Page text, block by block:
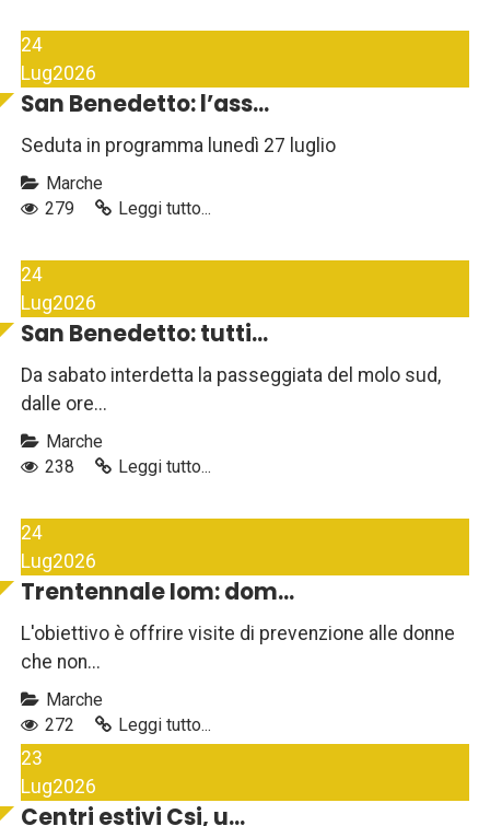
24
Lug2026
San Benedetto: l’ass...
Seduta in programma lunedì 27 luglio
Marche
279
Leggi tutto...
24
Lug2026
San Benedetto: tutti...
Da sabato interdetta la passeggiata del molo sud,
dalle ore...
Marche
238
Leggi tutto...
24
Lug2026
Trentennale Iom: dom...
L'obiettivo è offrire visite di prevenzione alle donne
che non...
Marche
272
Leggi tutto...
23
Lug2026
Centri estivi Csi, u...